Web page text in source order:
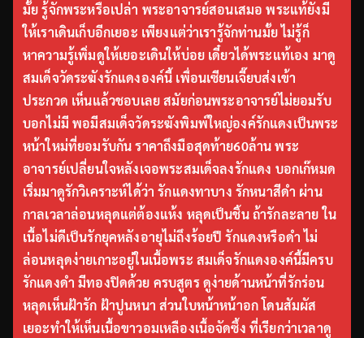
มั้ย รู้จักพระหรือเปล่า พระอาจารย์สอนเสมอ พระแท้ยังมี
ให้เราเดินเก็บอีกเยอะ เพียงแต่ว่าเรารู้จักท่านมั้ย ไม่รู้ก็
หาความรู้เพิ่มดูให้เยอะเดินให้บ่อย เดี๋ยวได้พระแท้เอง มาดู
สมเด็จวัดระฆังรักแดงองค์นี้ เพื่อนเซียนเจี๊ยบส่งเข้า
ประกวด เห็นแล้วชอบเลย สมัยก่อนพระอาจารย์ไม่ยอมรับ
บอกไม่มี พอมีสมเด็จวัดระฆังพิมพ์ใหญ่องค์รักแดงเป็นพระ
หน้าใหม่ที่ยอมรับกัน ราคาถึงมือสุดท้าย60ล้าน พระ
อาจารย์เปลี่ยนใจหลังเจอพระสมเด็จลงรักแดง บอกเก๊หมด
เริ่มมาดูรักวิเคราะห์ได้ว่า รักแดงทาบาง รักหนาสีดำ ผ่าน
กาลเวลาล่อนหลุดแต่ต้องแห้ง หลุดเป็นชิ้น ถ้ารักละลาย ใน
เนื้อไม่ดีเป็นรักยุคหลังอายุไม่ถึงร้อยปี รักแดงหรือดำ ไม่
ล่อนหลุดง่ายเกาะอยู่ในเนื้อพระ สมเด็จรักแดงองค์นี้มีครบ
รักแดงดำ มีทองปิดด้วย ครบสูตร ดูง่ายด้านหน้าที่รักร่อน
หลุดเห็นฝ้ารัก ฝ้าปูนหนา ส่วนใบหน้าหน้าอก โดนสัมผัส
เยอะทำให้เห็นเนื้อขาวอมเหลืองเนื้อจัดซึ้ง ที่เรียกว่าเวลาดู